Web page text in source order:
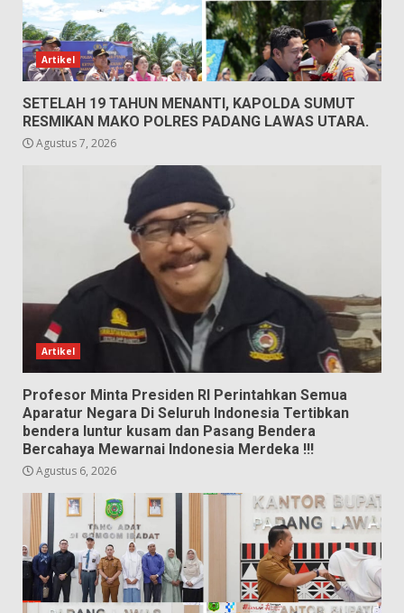
Artikel
SETELAH 19 TAHUN MENANTI, KAPOLDA SUMUT
RESMIKAN MAKO POLRES PADANG LAWAS UTARA.
Agustus 7, 2026
Artikel
Profesor Minta Presiden RI Perintahkan Semua
Aparatur Negara Di Seluruh Indonesia Tertibkan
bendera luntur kusam dan Pasang Bendera
Bercahaya Mewarnai Indonesia Merdeka !!!
Agustus 6, 2026